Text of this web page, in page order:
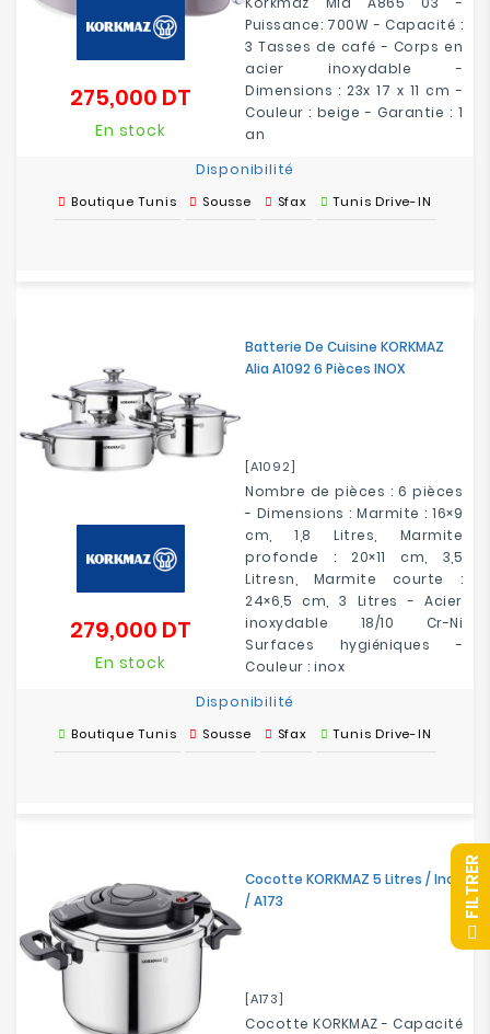
Puissance: 700W - Capacité :
3 Tasses de café - Corps en
acier inoxydable -
Dimensions : 23x 17 x 11 cm -
Couleur : beige - Garantie : 1
an
275,000 DT
En stock
Disponibilité
Boutique Tunis Sousse Sfax Tunis Drive-IN
Batterie De Cuisine KORKMAZ
Alia A1092 6 Pièces INOX
[A1092]
Nombre de pièces : 6 pièces
- Dimensions : Marmite : 16×9
cm, 1,8 Litres, Marmite
profonde : 20×11 cm, 3,5
Litresn, Marmite courte :
24×6,5 cm, 3 Litres - Acier
inoxydable 18/10 Cr-Ni
Surfaces hygiéniques -
Couleur : inox
279,000 DT
En stock
Disponibilité
Boutique Tunis Sousse Sfax Tunis Drive-IN
Cocotte KORKMAZ 5 Litres / Inox
/ A173
[A173]
Cocotte KORKMAZ - Capacité
R